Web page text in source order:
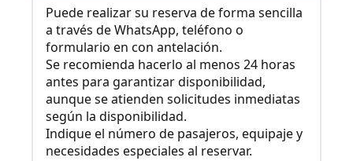
Puede realizar su reserva de forma sencilla
a través de WhatsApp, teléfono o
formulario en con antelación.
Se recomienda hacerlo al menos 24 horas
antes para garantizar disponibilidad,
aunque se atienden solicitudes inmediatas
según la disponibilidad.
Indique el número de pasajeros, equipaje y
necesidades especiales al reservar.